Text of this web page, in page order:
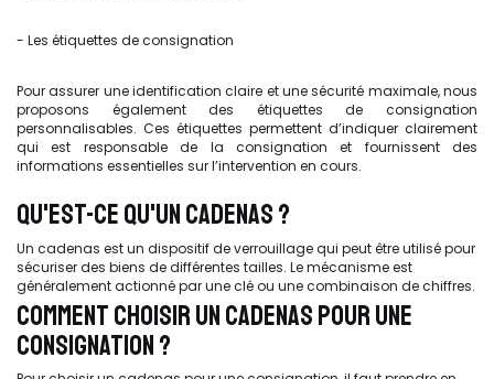
- Les étiquettes de consignation
Pour assurer une identification claire et une sécurité maximale, nous
proposons également des étiquettes de consignation
personnalisables. Ces étiquettes permettent d’indiquer clairement
qui est responsable de la consignation et fournissent des
informations essentielles sur l’intervention en cours.
QU'EST-CE QU'UN CADENAS ?
Un cadenas est un dispositif de verrouillage qui peut être utilisé pour
sécuriser des biens de différentes tailles. Le mécanisme est
généralement actionné par une clé ou une combinaison de chiffres.
COMMENT CHOISIR UN CADENAS POUR UNE
CONSIGNATION ?